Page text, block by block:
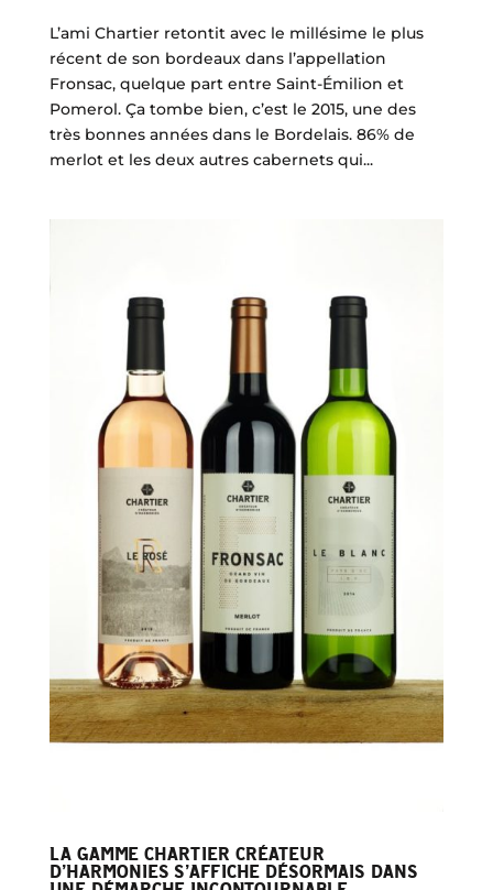
L’ami Chartier retontit avec le millésime le plus
récent de son bordeaux dans l’appellation
Fronsac, quelque part entre Saint-Émilion et
Pomerol. Ça tombe bien, c’est le 2015, une des
très bonnes années dans le Bordelais. 86% de
merlot et les deux autres cabernets qui...
LA GAMME CHARTIER CRÉATEUR
D’HARMONIES S’AFFICHE DÉSORMAIS DANS